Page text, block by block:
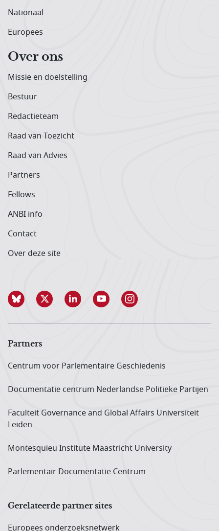
Nationaal
Europees
Over ons
Missie en doelstelling
Bestuur
Redactieteam
Raad van Toezicht
Raad van Advies
Partners
Fellows
ANBI info
Contact
Over deze site
Partners
Centrum voor Parlementaire Geschiedenis
Documentatie centrum Neder­landse Politieke Partijen
Faculteit Governance and Global Affairs Universiteit
Leiden
Montesquieu Institute Maastricht University
Parlementair Documentatie Centrum
Gerelateerde partner sites
Europees onderzoeks­netwerk